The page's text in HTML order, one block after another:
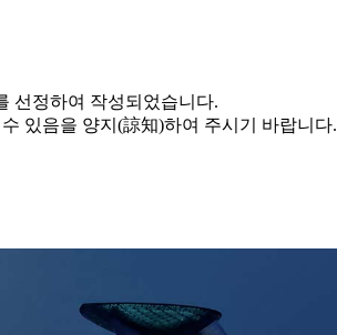
선정하여 작성되었습니다.
있음을 양지(諒知)하여 주시기 바랍니다.